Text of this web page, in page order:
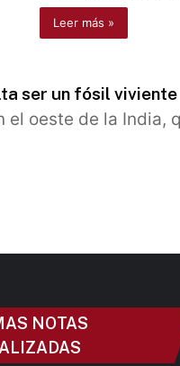
Leer más »
ser un fósil viviente
oeste de la India,
NOTAS